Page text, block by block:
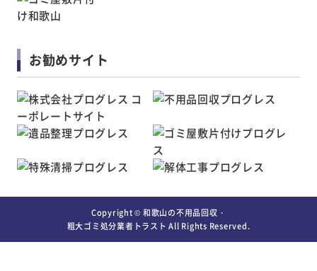
お勧めサイト
Copyright © 和歌山の不用品回収・
粗大ゴミ処分業者トラスト All Rights Reserved.